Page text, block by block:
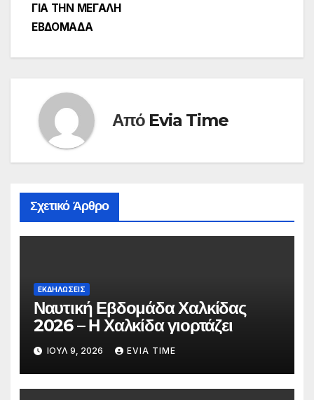
ΓΙΑ ΤΗΝ ΜΕΓΑΛΗ
ΕΒΔΟΜΑΔΑ
Από Evia Time
Σχετικό Άρθρο
ΕΚΔΗΛΩΣΕΙΣ
Ναυτική Εβδομάδα Χαλκίδας
2026 – Η Χαλκίδα γιορτάζει
ΙΟΎΛ 9, 2026 EVIA TIME